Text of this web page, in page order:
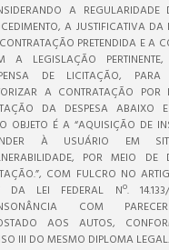
A REGULARIDADE
A JUSTIFICATIVA DA
PRETENDIDA E A
A LEGISLAÇÃO
DE LICITAÇÃO,
A CONTRATAÇÃO POR
DA DESPESA ABAIXO
OBJETO É A “AQUISIÇÃO DE
À USUÁRIO EM
POR MEIO DE
COM FULCRO NO
DA LEI FEDERAL Nº.
COM
AOS AUTOS,
III DO MESMO DIPLOMA LEGAL.